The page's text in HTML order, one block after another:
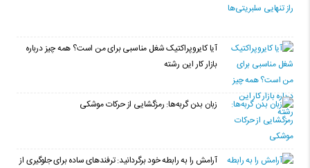
آیا کایروپراکتیک شغل مناسبی برای من است؟ همه چیز درباره
بازار کار این رشته
زبان بدن گربه‌ها: رمزگشایی از حرکات موشکی
آرامش را به رابطه خود برگردانید: ترفندهای ساده برای جلوگیری از